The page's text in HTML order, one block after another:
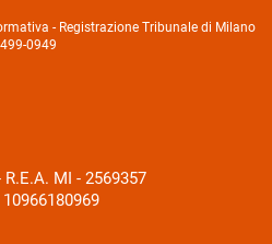
- Registrazione Tribunale di Milano
0949
MI - 2569357